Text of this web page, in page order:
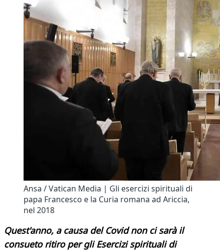
Ansa / Vatican Media | Gli esercizi spirituali di
papa Francesco e la Curia romana ad Ariccia,
nel 2018
Quest'anno, a causa del Covid non ci sarà il
consueto ritiro per gli Esercizi spirituali di